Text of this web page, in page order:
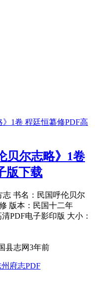
贝尔志略》1卷
版下载
书名：民国呼伦贝尔
版本：民国十二年
PDF电子影印版 大小：
县志网3年前